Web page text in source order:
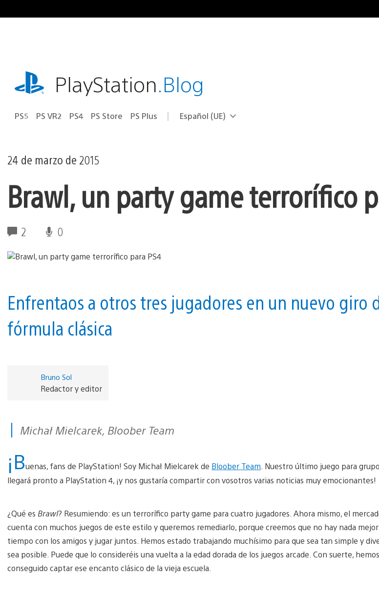
al
playstation.comPlayStation.Blog
PS5 PS VR2 PS4 PS Store PS Plus Selecciona
Región
Español (UE)
24 de marzo de 2015
Brawl, un party game terrorífico
2 0
Enfrentaos a otros tres jugadores en un nuevo giro
fórmula clásica
Bruno Sol
Redactor y editor
Michał Mielcarek, Bloober Team
¡Buenas, fans de PlayStation! Soy Michał Mielcarek de Bloober Team . Nuestro último juego para
llegará pronto a PlayStation 4, ¡y nos gustaría compartir con vosotros varias noticias muy emocionantes!
¿Qué es Brawl? Resumiendo: es un terrorífico party game para cuatro jugadores. Ahora mismo, el
cuenta con muchos juegos de este estilo y queremos remediarlo, porque creemos que no hay nada
tiempo con los amigos y jugar juntos. Hemos estado trabajando muchísimo para que sea tan simple y
sea posible. Puede que lo consideréis una vuelta a la edad dorada de los juegos arcade. Con suerte, hemos
conseguido captar ese encanto clásico de la vieja escuela.